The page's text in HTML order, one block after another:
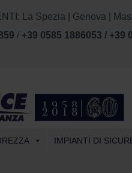
La Spezia | Genova |
/ +39 0585 1886053 / +39
IMPIANTI DI